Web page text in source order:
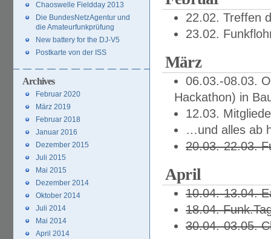
22.02. Treffen
23.02.
März
06.03.-08.03.
Hackathon) in
12.03.
…und alles ab
20.03.-22.03.
April
10.04.-13.04.
18.04.
30.04.-03.05.
Chaoswelle Fieldday 2013
Die BundesNetzAgentur und
die Amateurfunkprüfung
New battery for the DJ-V5
Postkarte von der ISS
Archives
Februar 2020
März 2019
Februar 2018
Januar 2016
Dezember 2015
Juli 2015
Mai 2015
Dezember 2014
Oktober 2014
Juli 2014
Mai 2014
April 2014